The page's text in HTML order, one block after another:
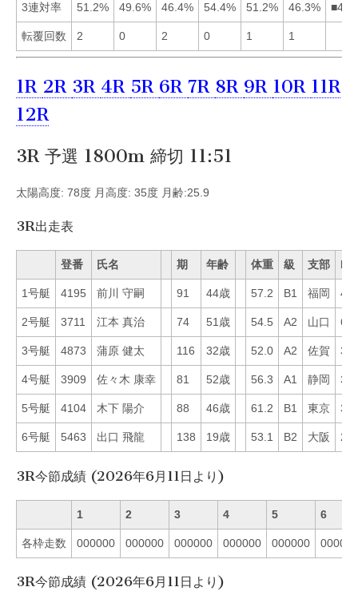
3連対率 51.2% 49.6% 46.4% 54.4% 51.2% 46.3%
転覆回数 2 0 2 0 1 1
1R 2R 3R 4R 5R 6R 7R 8R 9R 10R 11R
12R
3R 予選 1800m 締切 11:51
太陽高度: 78度 月高度: 35度 月齢:25.9
3R出走表
登番 氏名 期 年齢 体重 級 支部 Mo
1号艇 4195 前川 守嗣 91 44歳 57.2 B1 福岡 48
2号艇 3711 江本 真治 74 51歳 54.5 A2 山口 61
3号艇 4873 蒲原 健太 116 32歳 52.0 A2 佐賀 31
4号艇 3909 佐々木 康幸 81 52歳 56.3 A1 静岡 32
5号艇 4104 木下 陽介 88 46歳 61.2 B1 東京 34
6号艇 5463 出口 飛龍 138 19歳 53.1 B2 大阪 24
3R今節成績 (2026年6月11日より)
1 2 3 4 5 6
各枠走数 000000 000000 000000 000000 000000 000000
3R今節成績 (2026年6月11日より)